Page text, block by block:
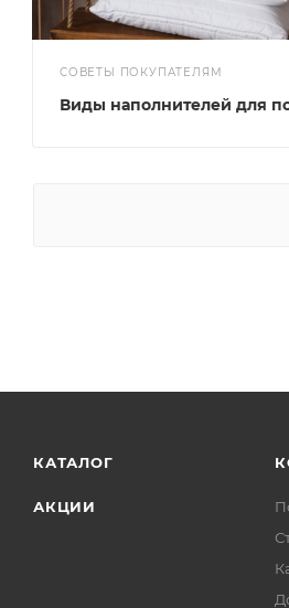
СОВЕТЫ ПОКУПАТЕЛЯМ
Виды наполнителей для
КАТАЛОГ
АКЦИИ